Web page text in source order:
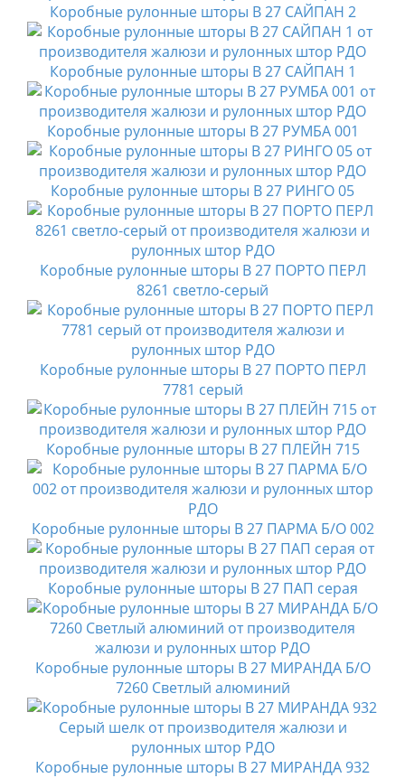
Коробные рулонные шторы B 27 САЙПАН 2
Коробные рулонные шторы B 27 САЙПАН 1
Коробные рулонные шторы B 27 РУМБА 001
Коробные рулонные шторы B 27 РИНГО 05
Коробные рулонные шторы B 27 ПОРТО ПЕРЛ
8261 светло-серый
Коробные рулонные шторы B 27 ПОРТО ПЕРЛ
7781 серый
Коробные рулонные шторы B 27 ПЛЕЙН 715
Коробные рулонные шторы B 27 ПАРМА Б/О 002
Коробные рулонные шторы B 27 ПАП серая
Коробные рулонные шторы B 27 МИРАНДА Б/О
7260 Светлый алюминий
Коробные рулонные шторы B 27 МИРАНДА 932